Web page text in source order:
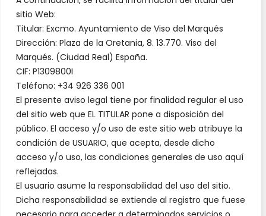
sitio Web:
Titular: Excmo. Ayuntamiento de Viso del Marqués
Dirección: Plaza de la Oretania, 8. 13.770. Viso del
Marqués. (Ciudad Real) España.
CIF: P1309800I
Teléfono: +34 926 336 001
El presente aviso legal tiene por finalidad regular el uso
del sitio web que EL TITULAR pone a disposición del
público. El acceso y/o uso de este sitio web atribuye la
condición de USUARIO, que acepta, desde dicho
acceso y/o uso, las condiciones generales de uso aquí
reflejadas.
El usuario asume la responsabilidad del uso del sitio.
Dicha responsabilidad se extiende al registro que fuese